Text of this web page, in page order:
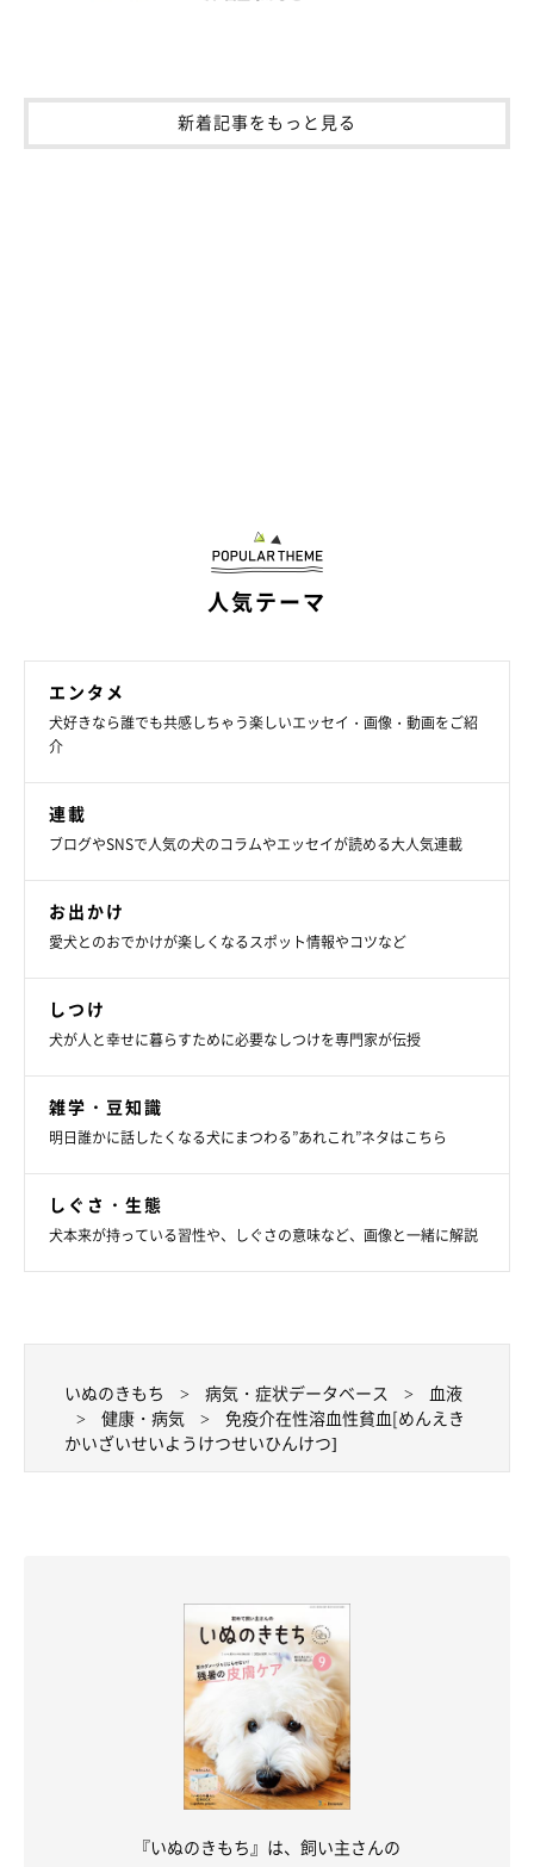
新着記事をもっと見る
人気テーマ
エンタメ
犬好きなら誰でも共感しちゃう楽しいエッセイ・画像・動画をご紹
介
連載
ブログやSNSで人気の犬のコラムやエッセイが読める大人気連載
お出かけ
愛犬とのおでかけが楽しくなるスポット情報やコツなど
しつけ
犬が人と幸せに暮らすために必要なしつけを専門家が伝授
雑学・豆知識
明日誰かに話したくなる犬にまつわる”あれこれ”ネタはこちら
しぐさ・生態
犬本来が持っている習性や、しぐさの意味など、画像と一緒に解説
いぬのきもち 病気・症状データベース
血液
健康・病気
免疫介在性溶血性貧血[めんえき
かいざいせいようけつせいひんけつ]
『いぬのきもち』は、飼い主さんの